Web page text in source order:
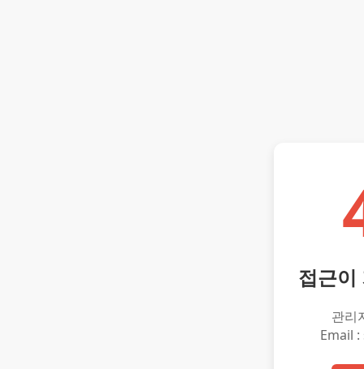
접근이
관리
Email